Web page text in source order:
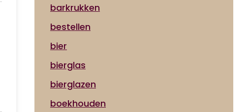
barkrukken
bestellen
bier
bierglas
bierglazen
boekhouden